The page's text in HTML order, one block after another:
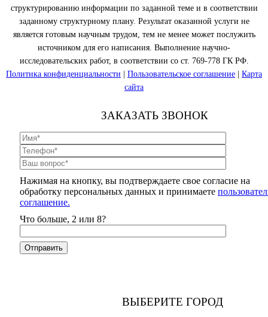
структурированию информации по заданной теме и в соответствии
заданному структурному плану. Результат оказанной услуги не
является готовым научным трудом, тем не менее может послужить
источником для его написания. Выполнение научно-
исследовательских работ, в соответствии со ст. 769-778 ГК РФ.
Политика конфиденциальности
Пользовательское соглашение
Карта
сайта
ЗАКАЗАТЬ ЗВОНОК
Нажимая на кнопку, вы подтверждаете свое согласие на
обработку персональных данных и принимаете
соглашение.
Что больше, 2 или 8?
ВЫБЕРИТЕ ГОРОД